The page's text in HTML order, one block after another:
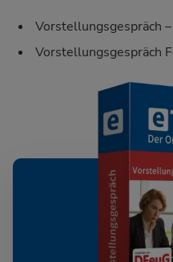
Vorstellungsgespräch
Vorstellungsgespräch